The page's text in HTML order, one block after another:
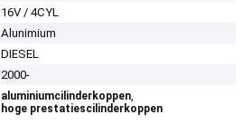
16V / 4CYL
Alunimium
DIESEL
2000-
aluminiumcilinderkoppen,
hoge prestatiescilinderkoppen